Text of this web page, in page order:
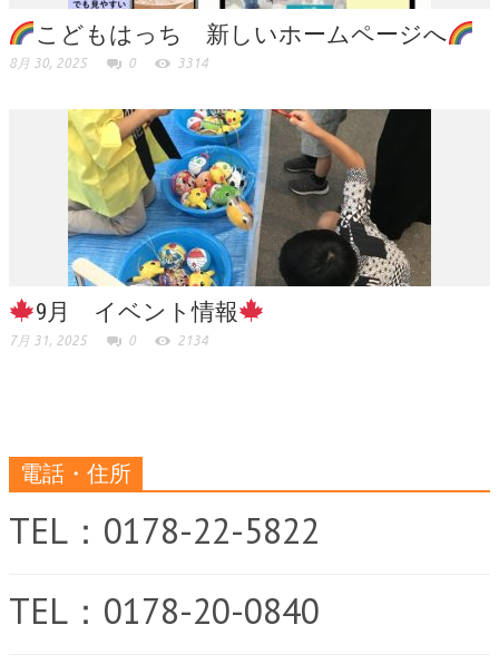
こどもはっち 新しいホームページへ
8月 30, 2025 0 3314
9月 イベント情報
7月 31, 2025 0 2134
電話・住所
TEL：0178-22-5822
TEL：0178-20-0840